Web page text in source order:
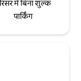
में बिना शुल्क
पार्किंग